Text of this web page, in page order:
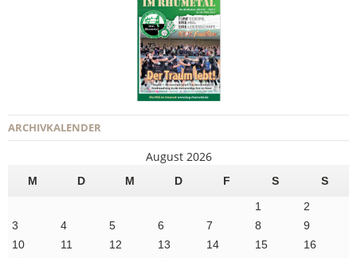
ARCHIVKALENDER
August 2026
M D M D F S
S
1
2
3
4 5 6 7 8
9
10
11 12 13 14 15
16